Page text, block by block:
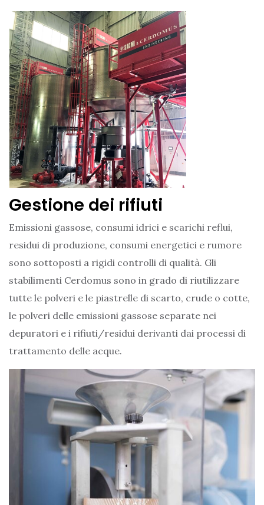
Gestione dei rifiuti
Emissioni gassose, consumi idrici e scarichi reflui,
residui di produzione, consumi energetici e rumore
sono sottoposti a rigidi controlli di qualità. Gli
stabilimenti Cerdomus sono in grado di riutilizzare
tutte le polveri e le piastrelle di scarto, crude o cotte,
le polveri delle emissioni gassose separate nei
depuratori e i rifiuti/residui derivanti dai processi di
trattamento delle acque.